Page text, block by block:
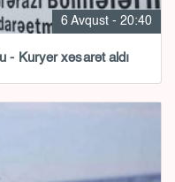
6 Avqust - 20:40
- Kuryer xəsarət aldı